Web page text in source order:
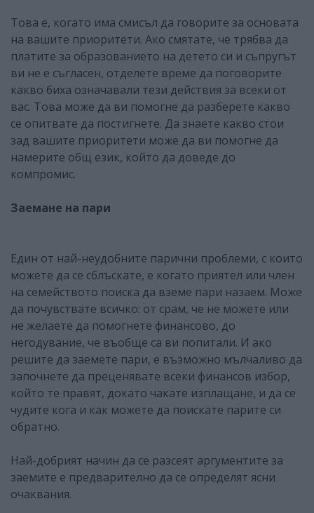
Това е, когато има смисъл да говорите за основата
на вашите приоритети. Ако смятате, че трябва да
платите за образованието на детето си и съпругът
ви не е съгласен, отделете време да поговорите
какво биха означавали тези действия за всеки от
вас. Това може да ви помогне да разберете какво
се опитвате да постигнете. Да знаете какво стои
зад вашите приоритети може да ви помогне да
намерите общ език, който да доведе до
компромис.
Заемане на пари
Един от най-неудобните парични проблеми, с които
можете да се сблъскате, е когато приятел или член
на семейството поиска да вземе пари назаем. Може
да почувствате всичко: от срам, че не можете или
не желаете да помогнете финансово, до
негодувание, че въобще са ви попитали. И ако
решите да заемете пари, е възможно мълчаливо да
започнете да преценявате всеки финансов избор,
който те правят, докато чакате изплащане, и да се
чудите кога и как можете да поискате парите си
обратно.
Най-добрият начин да се разсеят аргументите за
заемите е предварително да се определят ясни
очаквания.